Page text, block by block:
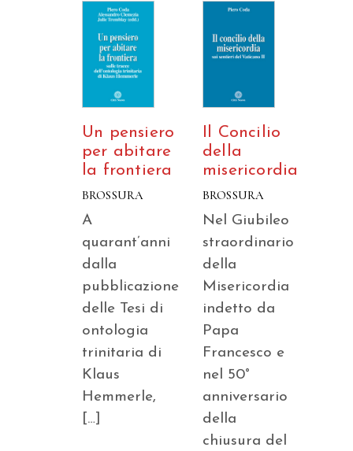
Un pensiero
per abitare
la frontiera
BROSSURA
A
quarant’anni
dalla
pubblicazione
delle Tesi di
ontologia
trinitaria di
Klaus
Hemmerle,
[…]
Il Concilio
della
misericordia
BROSSURA
Nel Giubileo
straordinario
della
Misericordia
indetto da
Papa
Francesco e
nel 50°
anniversario
della
chiusura del